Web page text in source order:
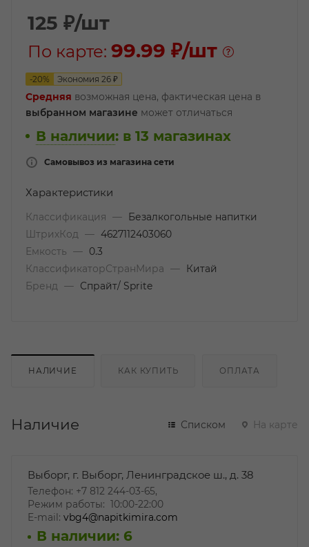
125 ₽/шт
По карте: 99.99 ₽/шт
-20% Экономия 26 ₽
Средняя возможная цена, фактическая цена в
выбранном магазине может отличаться
В наличии: в 13 магазинах
Самовывоз из магазина сети
Характеристики
Классификация —
Безалкогольные напитки
ШтрихКод
— 4627112403060
Емкость
—
0.3
КлассификаторСтранМира
—
Китай
Бренд
— Спрайт/ Sprite
НАЛИЧИЕ КАК КУПИТЬ ОПЛАТА
Наличие Списком На карте
Выборг, г. Выборг, Ленинградское ш., д. 38
Телефон: +7 812 244-03-65,
Режим работы: 10:00-22:00
E-mail: vbg4@napitkimira.com
В наличии: 6